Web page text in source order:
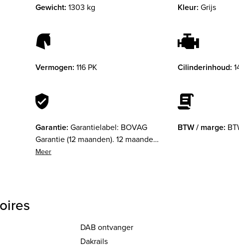
Gewicht: 1303 kg Kleur: Grijs
Vermogen: 116 PK Cilinderinhoud:
Garantie: Garantielabel: BOVAG
Garantie (12 maanden). 12 maanden
garantie
BTW / marge:
DAB ontvanger
Dakrails